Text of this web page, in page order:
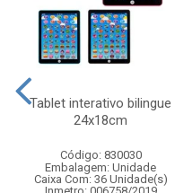
Tablet interativo bilingue
24x18cm
Código: 830030
Embalagem: Unidade
Caixa Com: 36 Unidade(s)